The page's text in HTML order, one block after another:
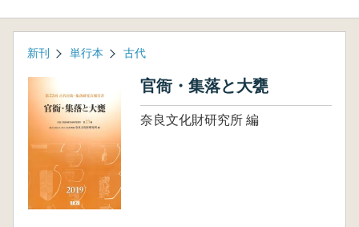
新刊 単行本 古代
官衙・集落と大甕
奈良文化財研究所 編